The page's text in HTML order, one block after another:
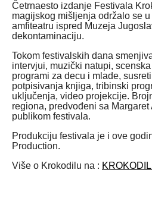
Četrnaesto izdanje Festivala
magijskog mišljenja održalo se
amfiteatru ispred Muzeja
dekontaminaciju.
Tokom festivalskih dana
intervjui, muzički natupi,
programi za decu i mlade,
potpisivanja knjiga, tribinski
uključenja, video projekcije.
regiona, predvođeni sa
publikom festivala.
Produkciju festivala je i ove
Production.
Više o Krokodilu na :